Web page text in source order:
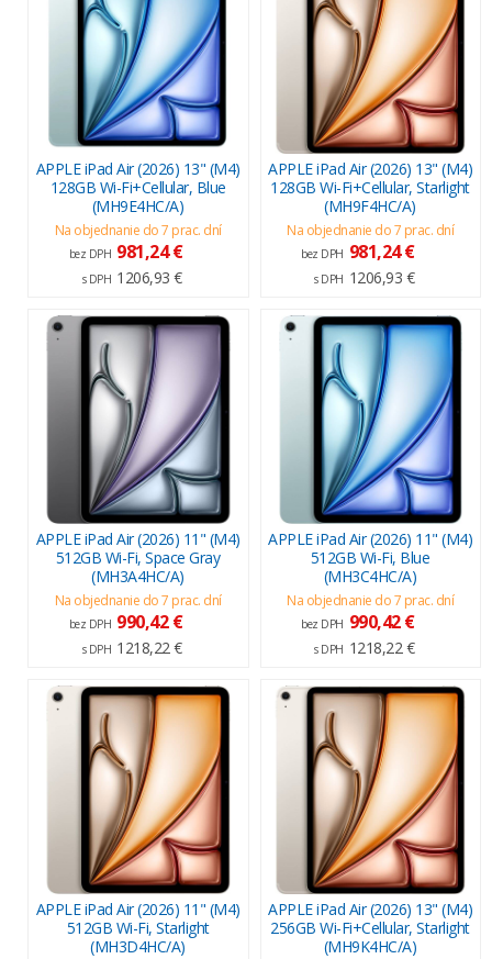
APPLE iPad Air (2026) 13" (M4)
128GB Wi-Fi+Cellular, Blue
(MH9E4HC/A)
Na objednanie do 7 prac. dní
bez DPH 981,24 €
s DPH 1206,93 €
APPLE iPad Air (2026) 13" (M4)
128GB Wi-Fi+Cellular, Starlight
(MH9F4HC/A)
Na objednanie do 7 prac. dní
bez DPH 981,24 €
s DPH 1206,93 €
APPLE iPad Air (2026) 11" (M4)
512GB Wi-Fi, Space Gray
(MH3A4HC/A)
Na objednanie do 7 prac. dní
bez DPH 990,42 €
s DPH 1218,22 €
APPLE iPad Air (2026) 11" (M4)
512GB Wi-Fi, Blue
(MH3C4HC/A)
Na objednanie do 7 prac. dní
bez DPH 990,42 €
s DPH 1218,22 €
APPLE iPad Air (2026) 11" (M4)
512GB Wi-Fi, Starlight
(MH3D4HC/A)
APPLE iPad Air (2026) 13" (M4)
256GB Wi-Fi+Cellular, Starlight
(MH9K4HC/A)